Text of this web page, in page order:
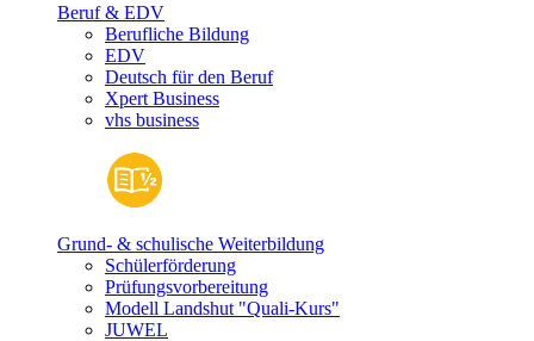
Beruf & EDV
Berufliche Bildung
EDV
Deutsch für den Beruf
Xpert Business
vhs business
Grund- & schulische Weiterbildung
Schülerförderung
Prüfungsvorbereitung
Modell Landshut "Quali-Kurs"
JUWEL